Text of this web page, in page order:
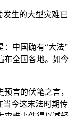
发生的大型灾难已
：中国确有“大法”
布全国各地。如今
言的伏笔之言，
当今这末法时期传